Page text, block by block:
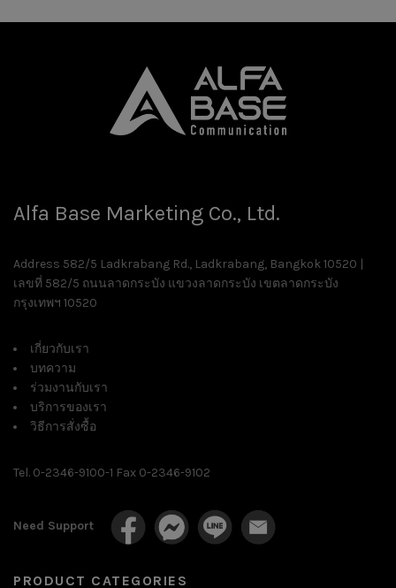
Alfa Base Marketing Co., Ltd.
Address 582/5 Ladkrabang Rd., Ladkrabang, Bangkok 10520 |
เลขที่ 582/5 ถนนลาดกระบัง แขวงลาดกระบัง เขตลาดกระบัง
กรุงเทพฯ 10520
เกี่ยวกับเรา
บทความ
ร่วมงานกับเรา
บริการของเรา
วิธีการสั่งซื้อ
Tel. 0-2346-9100-1 Fax 0-2346-9102
Need Support
PRODUCT CATEGORIES